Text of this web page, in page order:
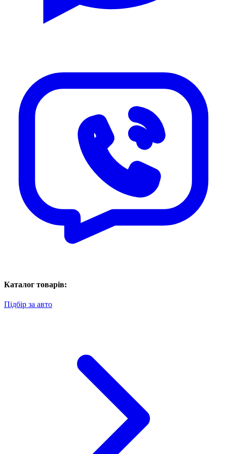
Каталог товарів:
Підбір за авто